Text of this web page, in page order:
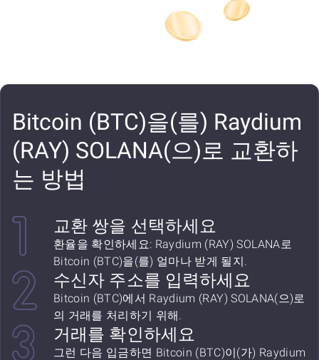
Bitcoin (BTC)을(를) Raydium
(RAY) SOLANA(으)로 교환하
는 방법
교환 쌍을 선택하세요
환율을 확인하세요: Raydium (RAY) SOLANA로
Bitcoin (BTC)을(를) 얼마나 받게 될지.
수신자 주소를 입력하세요
Bitcoin (BTC)에서 Raydium (RAY) SOLANA(으)로
의 거래를 처리하기 위해.
거래를 확인하세요
그런 다음 입금하면 Bitcoin (BTC)이(가) Raydium